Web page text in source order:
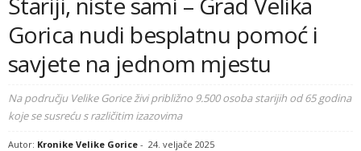
Gorica nudi besplatnu pomoć i
savjete na jednom mjestu
Na području Velike Gorice živi približno 9.500 osoba starijih od 65 godina
koje se susreću s različitim izazovima
Autor: Kronike Velike Gorice - 24. veljače 2025